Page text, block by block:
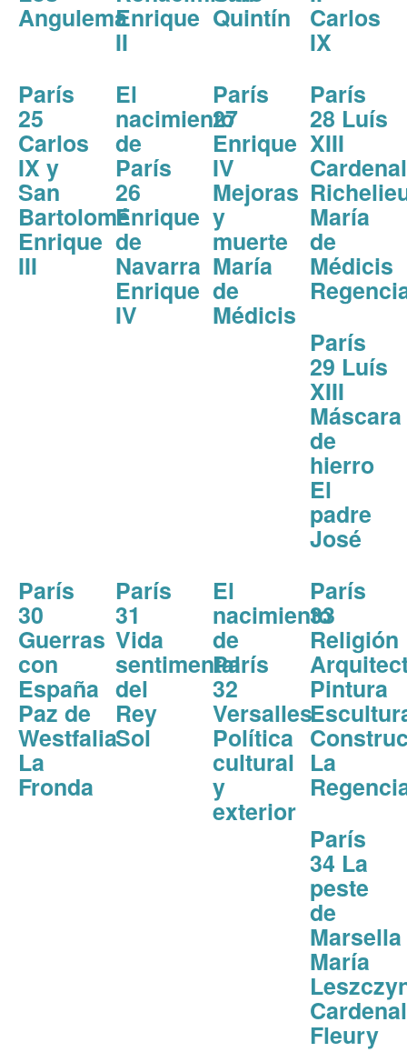
AngulemaEnrique
II
Quintín Carlos
IX
París
25
Carlos
IX y
San
Bartolomé
Enrique
III
El
nacimiento
de
París
26
Enrique
de
Navarra
Enrique
IV
París
27
Enrique
IV
Mejoras
y
muerte
María
de
Médicis
París
28 Luís
XIII
Cardenal
María
de
Médicis
París
29 Luís
XIII
Máscara
de
hierro
El
padre
José
París
30
Guerras
con
España
Paz de
Westfalia
La
Fronda
París
31
Vida
sentimental
del
Rey
Sol
El
nacimiento
de
París
32
Versalles
Política
cultural
y
exterior
París
33
Religión
Pintura
La
París
34 La
peste
de
Marsella
María
Cardenal
Fleury